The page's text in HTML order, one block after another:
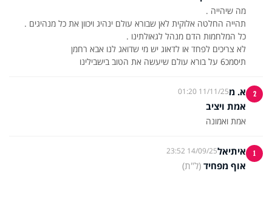
תיסמכ6 על בורא עולם שיעשה את הטוב בישבילינו
2 א. מ11/11/25 01:20
אמת ויציב
אמת ואמונה
1 איתיאל14/09/25 23:52
אוף מפחיד (ל"ת)